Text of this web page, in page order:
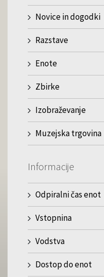
Novice in dogodki
Razstave
Enote
Zbirke
Izobraževanje
Muzejska trgovina
Informacije
Odpiralni čas enot
Vstopnina
Vodstva
Dostop do enot